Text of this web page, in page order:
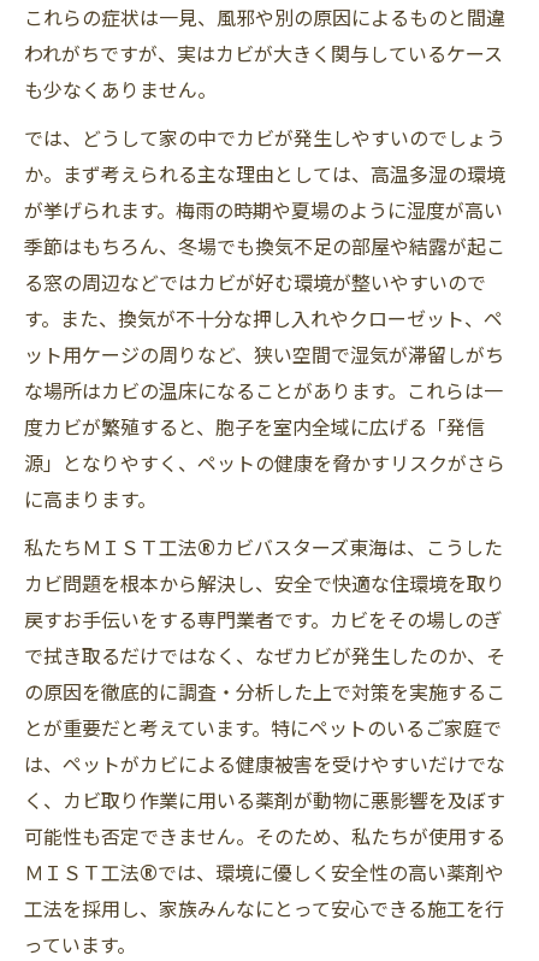
これらの症状は一見、風邪や別の原因によるものと間違
われがちですが、実はカビが大きく関与しているケース
も少なくありません。
では、どうして家の中でカビが発生しやすいのでしょう
か。まず考えられる主な理由としては、高温多湿の環境
が挙げられます。梅雨の時期や夏場のように湿度が高い
季節はもちろん、冬場でも換気不足の部屋や結露が起こ
る窓の周辺などではカビが好む環境が整いやすいので
す。また、換気が不十分な押し入れやクローゼット、ペ
ット用ケージの周りなど、狭い空間で湿気が滞留しがち
な場所はカビの温床になることがあります。これらは一
度カビが繁殖すると、胞子を室内全域に広げる「発信
源」となりやすく、ペットの健康を脅かすリスクがさら
に高まります。
私たちＭＩＳＴ工法®カビバスターズ東海は、こうした
カビ問題を根本から解決し、安全で快適な住環境を取り
戻すお手伝いをする専門業者です。カビをその場しのぎ
で拭き取るだけではなく、なぜカビが発生したのか、そ
の原因を徹底的に調査・分析した上で対策を実施するこ
とが重要だと考えています。特にペットのいるご家庭で
は、ペットがカビによる健康被害を受けやすいだけでな
く、カビ取り作業に用いる薬剤が動物に悪影響を及ぼす
可能性も否定できません。そのため、私たちが使用する
ＭＩＳＴ工法®では、環境に優しく安全性の高い薬剤や
工法を採用し、家族みんなにとって安心できる施工を行
っています。